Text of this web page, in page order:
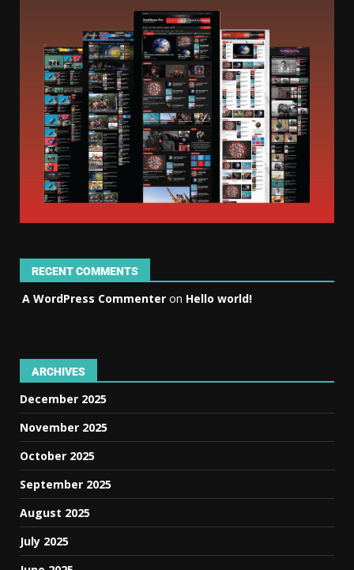
RECENT COMMENTS
A WordPress Commenter on Hello world!
ARCHIVES
December 2025
November 2025
October 2025
September 2025
August 2025
July 2025